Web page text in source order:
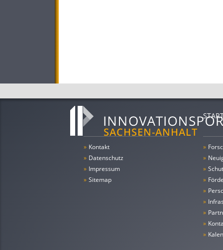
» Kontakt
» Datenschutz
» Impressum
» Sitemap
»
»
»
»
»
»
»
»
»